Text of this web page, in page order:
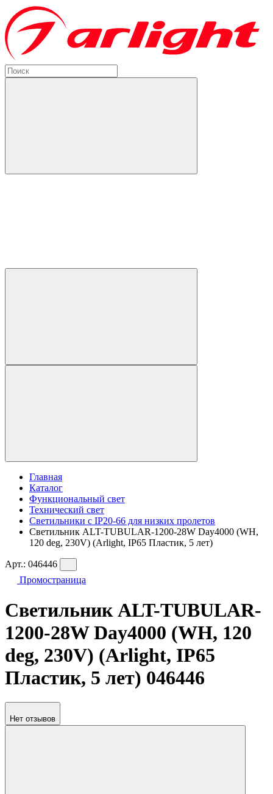
Главная
Каталог
Функциональный свет
Технический свет
Светильники с IP20-66 для низких пролетов
Светильник ALT-TUBULAR-1200-28W Day4000 (WH,
120 deg, 230V) (Arlight, IP65 Пластик, 5 лет)
Арт.: 046446
Промостраница
Светильник ALT-TUBULAR-
1200-28W Day4000 (WH, 120
deg, 230V) (Arlight, IP65
Пластик, 5 лет) 046446
Нет отзывов